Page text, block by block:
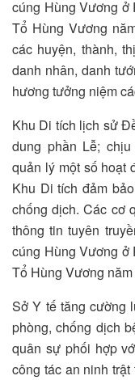
cúng Hùng Vương ở
Tổ Hùng Vương
các huyện, thành,
danh nhân, danh
hương tưởng niệm
Khu Di tích lịch sử
dung phần Lễ;
quản lý một số hoạt
Khu Di tích đảm
chống dịch. Các cơ
thông tin tuyên
cúng Hùng Vương ở
Tổ Hùng Vương
Sở Y tế tăng cường
phòng, chống dịch
quân sự phối hợp
công tác an ninh